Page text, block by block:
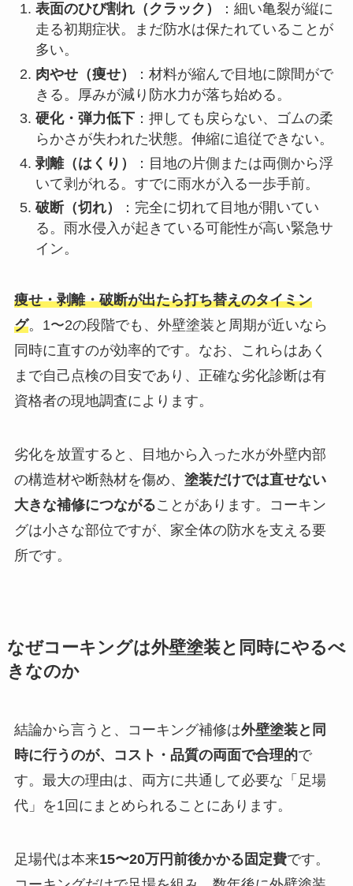
表面のひび割れ（クラック）
：細い亀裂が縦に
走る初期症状。まだ防水は保たれていることが
多い。
肉やせ（痩せ）
：材料が縮んで目地に隙間がで
きる。厚みが減り防水力が落ち始める。
硬化・弾力低下：押しても戻らない、ゴムの柔
らかさが失われた状態。伸縮に追従できない。
剥離（はくり）
：目地の片側または両側から浮
いて剥がれる。すでに雨水が入る一歩手前。
破断（切れ）
：完全に切れて目地が開いてい
る。雨水侵入が起きている可能性が高い緊急サ
イン。
痩せ・剥離・破断が出たら打ち替えのタイミン
グ。1〜2の段階でも、外壁塗装と周期が近いなら
同時に直すのが効率的です。なお、これらはあく
まで自己点検の目安であり、正確な劣化診断は有
資格者の現地調査によります。
劣化を放置すると、目地から入った水が外壁内部
の構造材や断熱材を傷め、 塗装だけでは直せない
大きな補修につながることがあります。コーキン
グは小さな部位ですが、家全体の防水を支える要
所です。
なぜコーキングは外壁塗装と同時にやるべ
きなのか
結論から言うと、コーキング補修は外壁塗装と同
時に行うのが、コスト・品質の両面で合理的で
す。最大の理由は、両方に共通して必要な「足場
代」を1回にまとめられることにあります。
足場代は本来15〜20万円前後かかる固定費です。